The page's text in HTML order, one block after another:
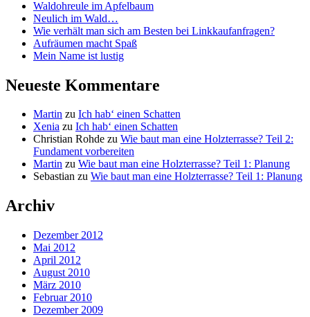
Bodyshop
ist
tot.
Waldohreule im Apfelbaum
Neulich im Wald…
Wie verhält man sich am Besten bei Linkkaufanfragen?
Aufräumen macht Spaß
Mein Name ist lustig
Neueste Kommentare
Martin zu Ich hab‘ einen Schatten
Xenia zu Ich hab‘ einen Schatten
Christian Rohde zu Wie baut man eine Holzterrasse? Teil 2:
Fundament vorbereiten
Martin zu Wie baut man eine Holzterrasse? Teil 1: Planung
Sebastian zu Wie baut man eine Holzterrasse? Teil 1: Planung
Archiv
Dezember 2012
Mai 2012
April 2012
August 2010
März 2010
Februar 2010
Dezember 2009